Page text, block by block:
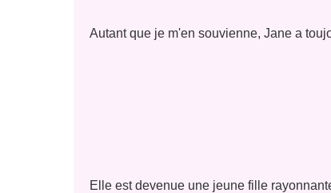
Autant que je m'en souvienne, Jane a
Elle est devenue une jeune fille